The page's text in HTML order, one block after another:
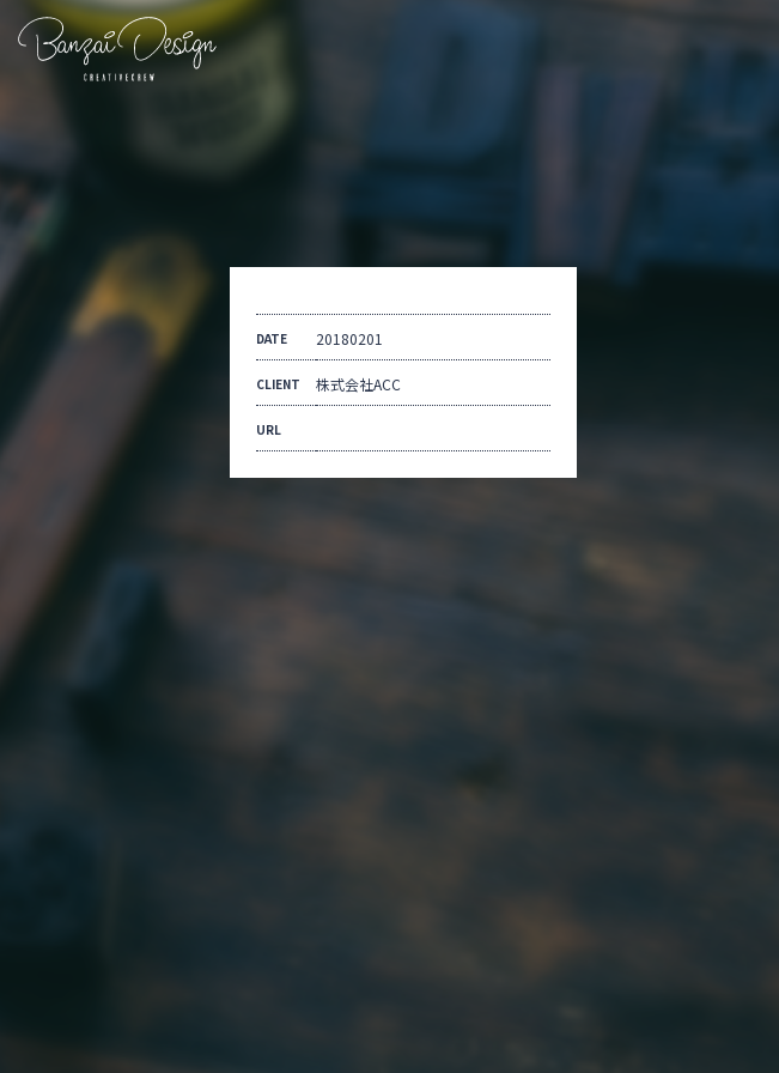
DATE 20180201
CLIENT 株式会社ACC
URL